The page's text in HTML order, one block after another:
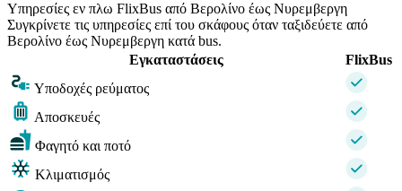
Υπηρεσίες εν πλω FlixBus από Βερολίνο έως Νυρεμβεργη
Συγκρίνετε τις υπηρεσίες επί του σκάφους όταν ταξιδεύετε από
Βερολίνο έως Νυρεμβεργη κατά bus.
Εγκαταστάσεις
FlixBus
Υποδοχές ρεύματος
Αποσκευές
Φαγητό και ποτό
Κλιματισμός